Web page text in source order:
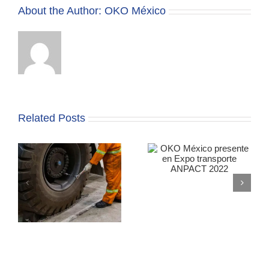
About the Author: OKO México
Related Posts
OKO México presente
en Expo transporte
ANPACT 2022
¿Cómo saber si se
ponchó una llanta?